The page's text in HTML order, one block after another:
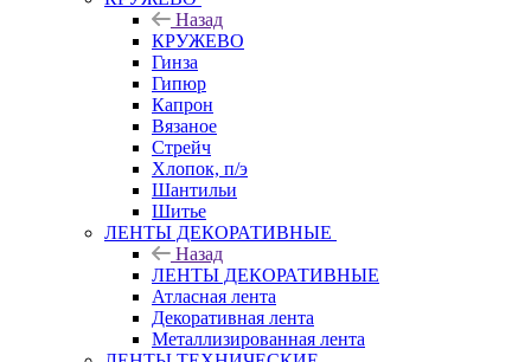
Назад
КРУЖЕВО
Гинза
Гипюр
Капрон
Вязаное
Стрейч
Хлопок, п/э
Шантильи
Шитье
ЛЕНТЫ ДЕКОРАТИВНЫЕ
Назад
ЛЕНТЫ ДЕКОРАТИВНЫЕ
Атласная лента
Декоративная лента
Металлизированная лента